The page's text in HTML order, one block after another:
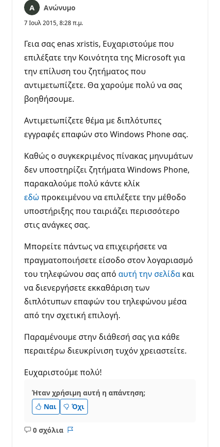
Ανώνυμο
7 Ιουλ 2015, 8:28 π.μ.
Γεια σας enas xristis, Ευχαριστούμε που
επιλέξατε την Κοινότητα της Microsoft για
την επίλυση του ζητήματος που
αντιμετωπίζετε. Θα χαρούμε πολύ να σας
βοηθήσουμε.
Αντιμετωπίζετε θέμα με διπλότυπες
εγγραφές επαφών στο Windows Phone σας.
Καθώς ο συγκεκριμένος πίνακας μηνυμάτων
δεν υποστηρίζει ζητήματα Windows Phone,
παρακαλούμε πολύ κάντε κλίκ
εδώ προκειμένου να επιλέξετε την μέθοδο
υποστήριξης που ταιριάζει περισσότερο
στις ανάγκες σας.
Μπορείτε πάντως να επιχειρήσετε να
πραγματοποιήσετε είσοδο στον λογαριασμό
του τηλεφώνου σας από αυτή την σελίδα και
να διενεργήσετε εκκαθάριση των
διπλότυπων επαφών του τηλεφώνου μέσα
από την σχετική επιλογή.
Παραμένουμε στην διάθεσή σας για κάθε
περαιτέρω διευκρίνιση τυχόν χρειαστείτε.
Ευχαριστούμε πολύ!
Ήταν χρήσιμη αυτή η απάντηση;
Ναι
Όχι
0 σχόλια
Κανένα